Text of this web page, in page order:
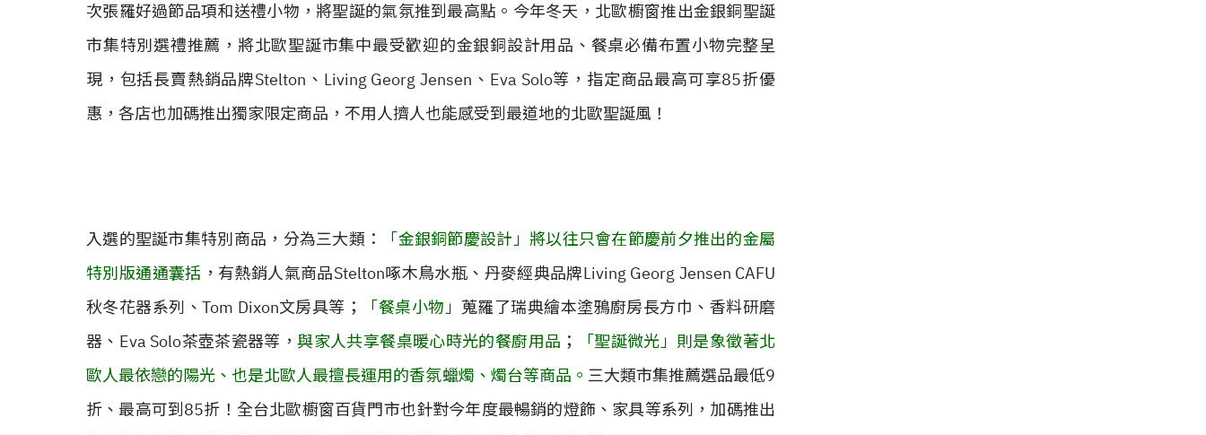
次張羅好過節品項和送禮小物，將聖誕的氣氛推到最高點。今年冬天，北歐櫥窗推出金銀銅聖誕
市集特別選禮推薦，將北歐聖誕市集中最受歡迎的金銀銅設計用品、餐桌必備布置小物完整呈
現，包括長賣熱銷品牌Stelton、Living Georg Jensen、Eva Solo等，指定商品最高可享85折優
惠，各店也加碼推出獨家限定商品，不用人擠人也能感受到最道地的北歐聖誕風！
入選的聖誕市集特別商品，分為三大類：
「金銀銅節慶設計」將以往只會在節慶前夕推出的金屬
特別版通通囊括 ，有熱銷人氣商品Stelton啄木鳥水瓶、丹麥經典品牌Living Georg Jensen CAFU
秋冬花器系列、Tom Dixon文房具等；
「餐桌小物」 蒐羅了瑞典繪本塗鴉廚房長方巾、香料研磨
器、Eva Solo茶壺茶瓷器等，與家人共享餐桌暖心時光的餐廚用品 ；
「聖誕微光」則是象徵著北
歐人最依戀的陽光、也是北歐人最擅長運用的香氛蠟燭、燭台等商品。 三大類市集推薦選品最低9
折、最高可到85折！全台北歐櫥窗百貨門市也針對今年度最暢銷的燈飾、家具等系列，加碼推出